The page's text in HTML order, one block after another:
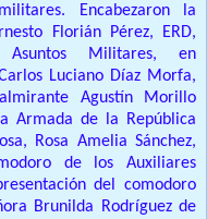
Encabezaron la
Florián Pérez, ERD,
Militares, en
Luciano Díaz Morfa,
Agustín Morillo
Armada de la República
Rosa Amelia Sánchez,
de los Auxiliares
del comodoro
Brunilda Rodríguez de